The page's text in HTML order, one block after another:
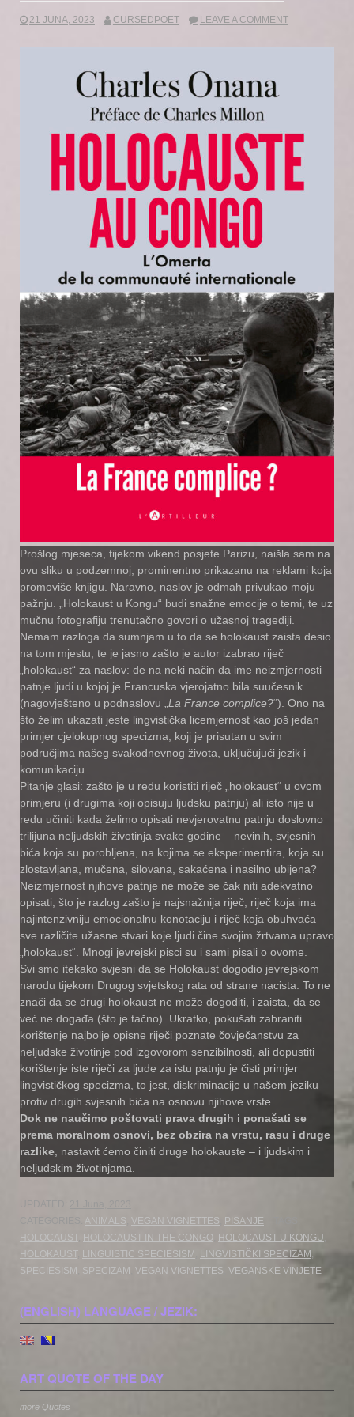
21 JUNA, 2023 CURSEDPOET LEAVE A COMMENT
Prošlog mjeseca, tijekom vikend posjete Parizu, naišla sam na
ovu sliku u podzemnoj, prominentno prikazanu na reklami koja
promoviše knjigu. Naravno, naslov je odmah privukao moju
pažnju. „Holokaust u Kongu“ budi snažne emocije o temi, te uz
mučnu fotografiju trenutačno govori o užasnoj tragediji.
Nemam razloga da sumnjam u to da se holokaust zaista desio
na tom mjestu, te je jasno zašto je autor izabrao riječ
„holokaust“ za naslov: de na neki način da ime neizmjernosti
patnje ljudi u kojoj je Francuska vjerojatno bila suučesnik
(nagovješteno u podnaslovu „La France complice?“). Ono na
što želim ukazati jeste lingvistička licemjernost kao još jedan
primjer cjelokupnog specizma, koji je prisutan u svim
područjima našeg svakodnevnog života, uključujući jezik i
komunikaciju.
Pitanje glasi: zašto je u redu koristiti riječ „holokaust“ u ovom
primjeru (i drugima koji opisuju ljudsku patnju) ali isto nije u
redu učiniti kada želimo opisati nevjerovatnu patnju doslovno
trilijuna neljudskih životinja svake godine – nevinih, svjesnih
bića koja su porobljena, na kojima se eksperimentira, koja su
zlostavljana, mučena, silovana, sakaćena i nasilno ubijena?
Neizmjernost njihove patnje ne može se čak niti adekvatno
opisati, što je razlog zašto je najsnažnija riječ, riječ koja ima
najintenzivniju emocionalnu konotaciju i riječ koja obuhvaća
sve različite užasne stvari koje ljudi čine svojim žrtvama upravo
„holokaust“. Mnogi jevrejski pisci su i sami pisali o ovome.
Svi smo itekako svjesni da se Holokaust dogodio jevrejskom
narodu tijekom Drugog svjetskog rata od strane nacista. To ne
znači da se drugi holokaust ne može dogoditi, i zaista, da se
već ne događa (što je tačno). Ukratko, pokušati zabraniti
korištenje najbolje opisne riječi poznate čovječanstvu za
neljudske životinje pod izgovorom senzibilnosti, ali dopustiti
korištenje iste riječi za ljude za istu patnju je čisti primjer
lingvističkog specizma, to jest, diskriminacije u našem jeziku
protiv drugih svjesnih bića na osnovu njihove vrste.
Dok ne naučimo poštovati prava drugih i ponašati se
prema moralnom osnovi, bez obzira na vrstu, rasu i druge
razlike, nastavit ćemo činiti druge holokauste – i ljudskim i
neljudskim životinjama.
ANIMALS VEGAN VIGNETTES PISANJE
HOLOCAUST, HOLOCAUST IN THE CONGO HOLOCAUST U KONGU
HOLOKAUST, LINGUISTIC SPECIESISM LINGVISTIČKI SPECIZAM ,
SPECIESISM
SPECIZAM VEGAN VIGNETTES VEGANSKE VINJETE
(ENGLISH) LANGUAGE / JEZIK:
ART QUOTE OF THE DAY
more Quotes